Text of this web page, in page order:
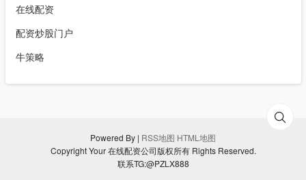
在线配资
配资炒股门户
牛策略
Powered By | RSS地图 HTML地图
Copyright Your 在线配资公司版权所有 Rights Reserved.
联系TG:@PZLX888